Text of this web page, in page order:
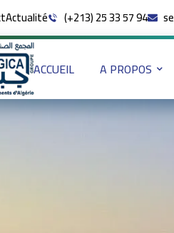
Actualité (+213) 25 33 57 94
ACCUEIL A PROPOS